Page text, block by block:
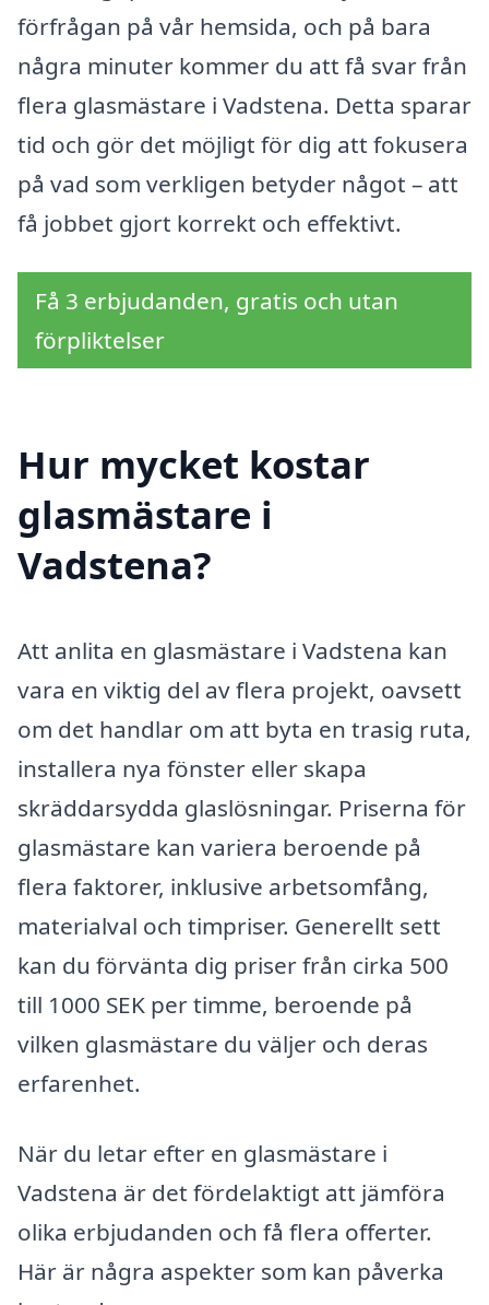
förfrågan på vår hemsida, och på bara
några minuter kommer du att få svar från
flera glasmästare i Vadstena. Detta sparar
tid och gör det möjligt för dig att fokusera
på vad som verkligen betyder något – att
få jobbet gjort korrekt och effektivt.
Få 3 erbjudanden, gratis och utan
förpliktelser
Hur mycket kostar
glasmästare i
Vadstena?
Att anlita en glasmästare i Vadstena kan
vara en viktig del av flera projekt, oavsett
om det handlar om att byta en trasig ruta,
installera nya fönster eller skapa
skräddarsydda glaslösningar. Priserna för
glasmästare kan variera beroende på
flera faktorer, inklusive arbetsomfång,
materialval och timpriser. Generellt sett
kan du förvänta dig priser från cirka 500
till 1000 SEK per timme, beroende på
vilken glasmästare du väljer och deras
erfarenhet.
När du letar efter en glasmästare i
Vadstena är det fördelaktigt att jämföra
olika erbjudanden och få flera offerter.
Här är några aspekter som kan påverka